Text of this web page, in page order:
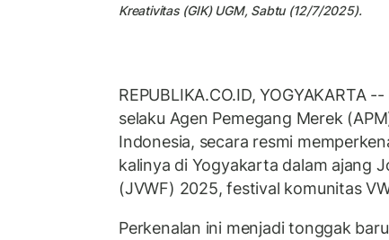
Kreativitas (GIK) UGM, Sabtu (12/7/2025).
REPUBLIKA.CO.ID, YOGYAKARTA
selaku Agen Pemegang Merek
Indonesia, secara resmi
kalinya di Yogyakarta dalam ajang
(JVWF) 2025, festival komunitas
Perkenalan ini menjadi tonggak